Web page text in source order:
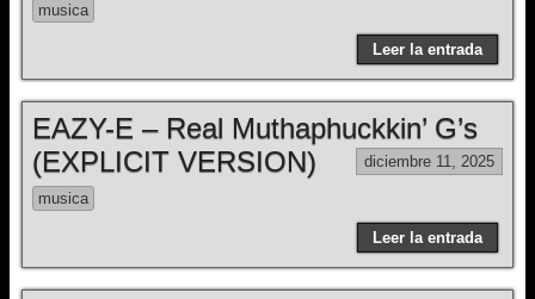
musica
Leer la entrada
EAZY-E – Real Muthaphuckkin’ G’s
(EXPLICIT VERSION)
diciembre 11, 2025
musica
Leer la entrada